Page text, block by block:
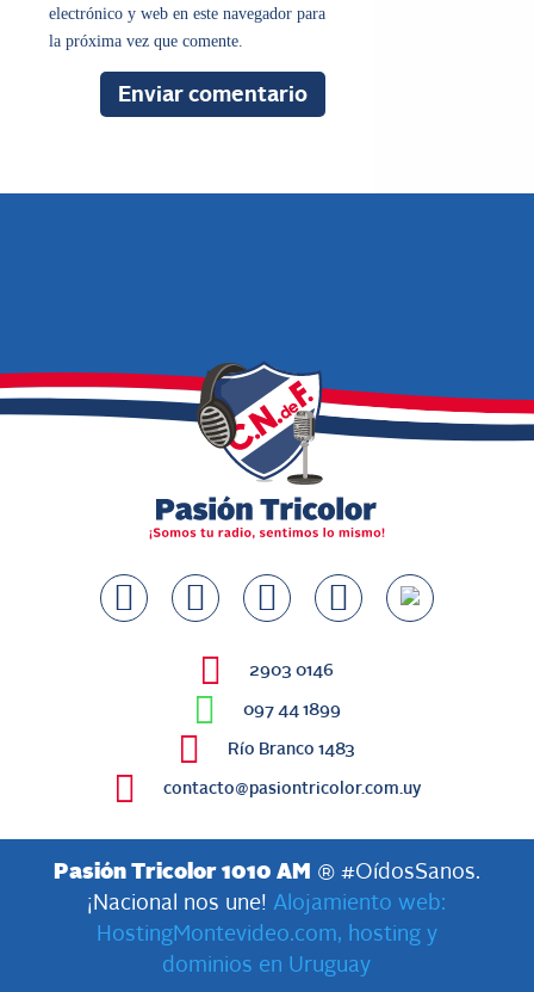
electrónico y web en este navegador para
la próxima vez que comente.
2903 0146
097 44 1899
Río Branco 1483
contacto@pasiontricolor.com.uy
Pasión Tricolor 1010 AM
® #OídosSanos.
¡Nacional nos une! Alojamiento web:
HostingMontevideo.com, hosting y
dominios en Uruguay